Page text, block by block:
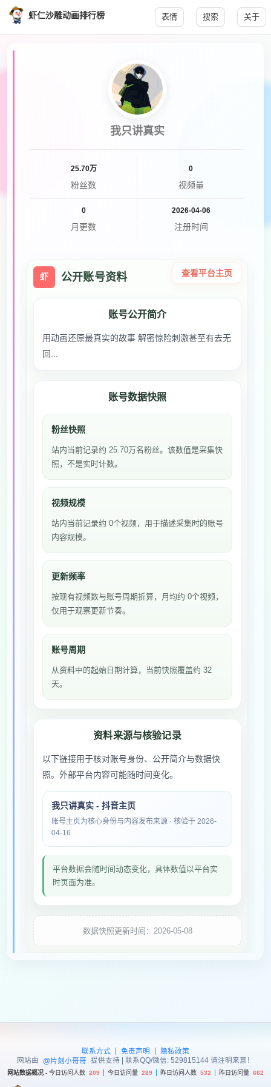
虾仁沙雕动画排行榜 表情 搜索 关于
我只讲真实
25.70万
粉丝数
0
视频量
0
月更数
2026-04-06
注册时间
虾 公开账号资料 查看平台主页
账号公开简介
用动画还原最真实的故事️ 解密惊险刺激甚至有去无
回...
账号数据快照
粉丝快照
站内当前记录约 25.70万名粉丝。该数值是采集快
照，不是实时计数。
视频规模
站内当前记录约 0个视频，用于描述采集时的账号
内容规模。
更新频率
按现有视频数与账号周期折算，月均约 0个视频，
仅用于观察更新节奏。
账号周期
从资料中的起始日期计算，当前快照覆盖约 32
天。
资料来源与核验记录
以下链接用于核对账号身份、公开简介与数据快
照。外部平台内容可能随时间变化。
我只讲真实 - 抖音主页
账号主页为核心身份与内容发布来源 · 核验于 2026-
04-16
平台数据会随时间动态变化，具体数值以平台实
时页面为准。
数据快照更新时间：2026-05-08
联系方式 | 免责声明 |
隐私政策
网站由
@片刻小哥哥 提供支持 | 联系QQ/微信: 529815144 请注明来意！
网站数据概况 - 今日访问人数 209 今日访问量 289 昨日访问人数 532 昨日访问量 662